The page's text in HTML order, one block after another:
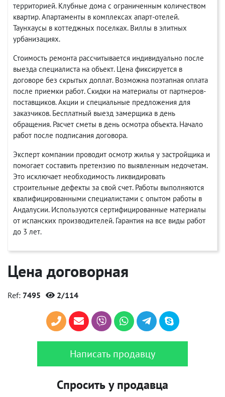
территорией. Клубные дома с ограниченным количеством
квартир. Апартаменты в комплексах апарт-отелей.
Таунхаусы в коттеджных поселках. Виллы в элитных
урбанизациях.
Стоимость ремонта рассчитывается индивидуально после
выезда специалиста на объект. Цена фиксируется в
договоре без скрытых доплат. Возможна поэтапная оплата
после приемки работ. Скидки на материалы от партнеров-
поставщиков. Акции и специальные предложения для
заказчиков. Бесплатный выезд замерщика в день
обращения. Расчет сметы в день осмотра объекта. Начало
работ после подписания договора.
Эксперт компании проводит осмотр жилья у застройщика и
помогает составить претензию по выявленным недочетам.
Это исключает необходимость ликвидировать
строительные дефекты за свой счет. Работы выполняются
квалифицированными специалистами с опытом работы в
Андалусии. Используются сертифицированные материалы
от испанских производителей. Гарантия на все виды работ
до 3 лет.
Цена договорная
Ref: 7495 2/114
Написать продавцу
Спросить у продавца